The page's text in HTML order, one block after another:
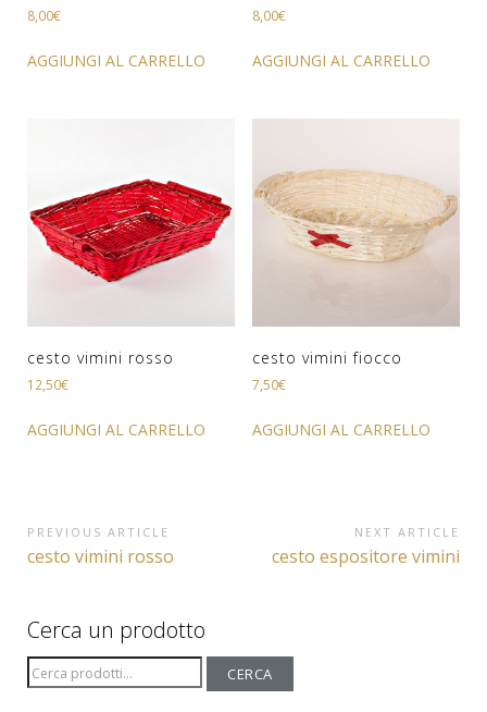
8,00€
AGGIUNGI AL CARRELLO
8,00€
AGGIUNGI AL CARRELLO
cesto vimini rosso
12,50€
AGGIUNGI AL CARRELLO
cesto vimini fiocco
7,50€
AGGIUNGI AL CARRELLO
Navigazione
articoli
PREVIOUS ARTICLE
Previous
cesto vimini rosso
NEXT ARTICLE
Next
cesto espositore vimini
Cerca un prodotto
Cerca: CERCA